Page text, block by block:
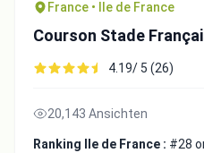
France • Ile de France
Courson Stade
4.19/ 5 (26)
20,143 Ansichten
Ranking Ile de France : #28